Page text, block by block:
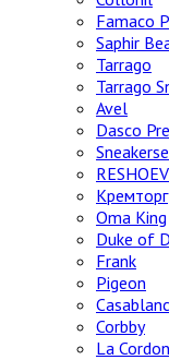
Famaco
Saphir
Tarrago
Tarrago
Avel
Dasco
Кремторг
Oma King
Duke of
Frank
Pigeon
Corbby
La